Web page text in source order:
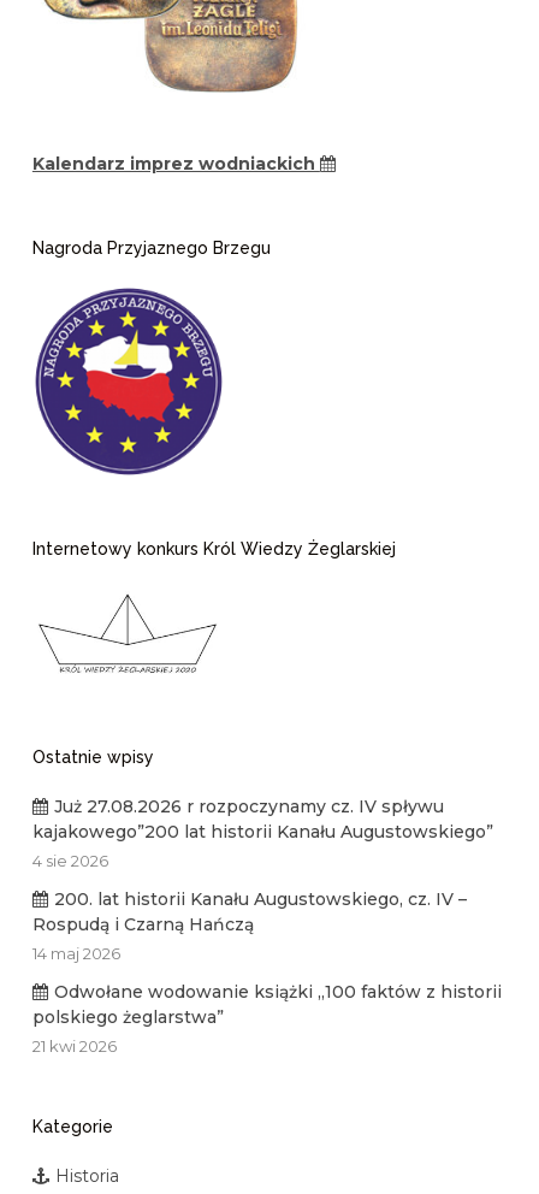
Kalendarz imprez wodniackich
Nagroda Przyjaznego Brzegu
Internetowy konkurs Król Wiedzy Żeglarskiej
Ostatnie wpisy
Już 27.08.2026 r rozpoczynamy cz. IV spływu
kajakowego”200 lat historii Kanału Augustowskiego”
4 sie 2026
200. lat historii Kanału Augustowskiego, cz. IV –
Rospudą i Czarną Hańczą
14 maj 2026
Odwołane wodowanie książki „100 faktów z historii
polskiego żeglarstwa”
21 kwi 2026
Kategorie
Historia